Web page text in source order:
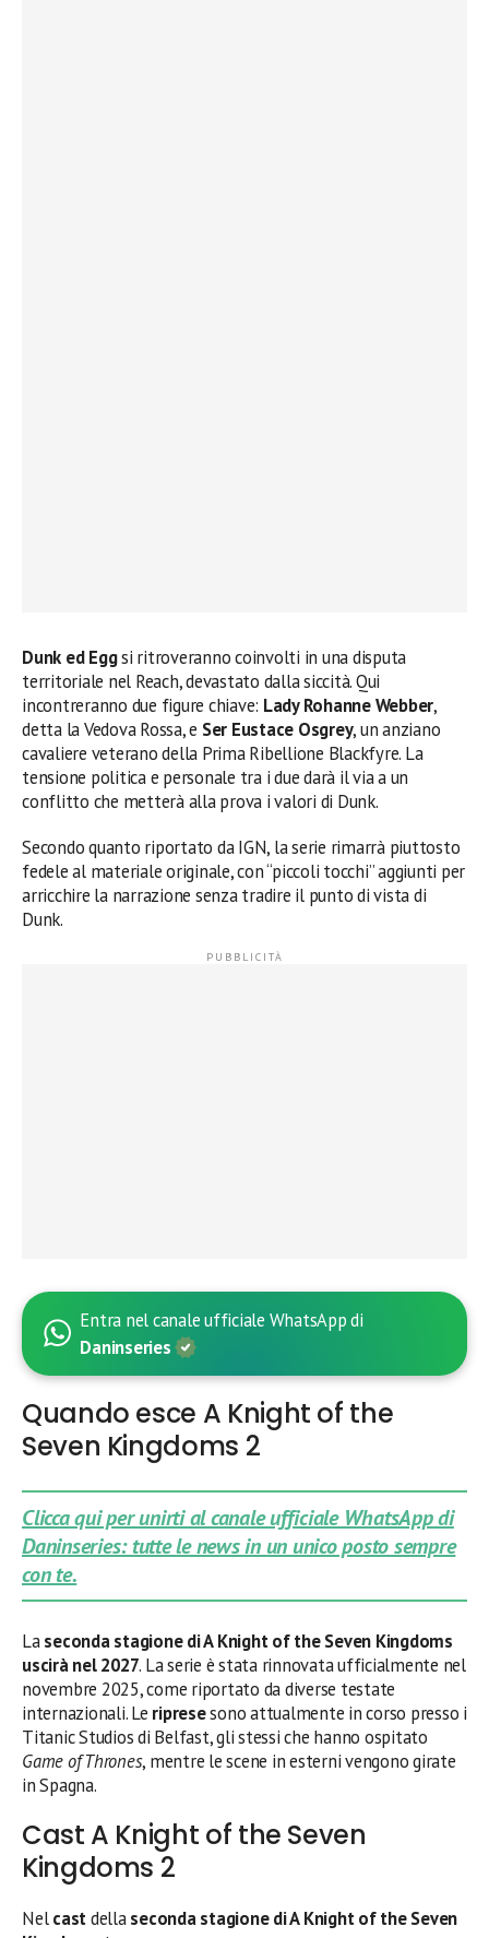
Dunk ed Eggsi ritroveranno coinvolti in una disputa
territoriale nel Reach, devastato dalla siccità. Qui
incontreranno due figure chiave: Lady Rohanne Webber,
detta la Vedova Rossa, e Ser Eustace Osgrey, un anziano
cavaliere veterano della Prima Ribellione Blackfyre. La
tensione politica e personale tra i due darà il via a un
conflitto che metterà alla prova i valori di Dunk.
Secondo quanto riportato da IGN, la serie rimarrà piuttosto
fedele al materiale originale, con “piccoli tocchi” aggiunti per
arricchire la narrazione senza tradire il punto di vista di
Dunk.
Entra nel canale ufficiale WhatsApp di
Daninseries
Quando esce A Knight of the
Seven Kingdoms 2
Clicca qui per unirti al canale ufficiale WhatsApp di
Daninseries: tutte le news in un unico posto sempre
con te.
Laseconda stagione di A Knight of the Seven Kingdoms
uscirà nel 2027. La serie è stata rinnovata ufficialmente nel
novembre 2025, come riportato da diverse testate
internazionali. Le ripresesono attualmente in corso presso i
Titanic Studios di Belfast, gli stessi che hanno ospitato
Game of Thrones, mentre le scene in esterni vengono girate
in Spagna.
Cast A Knight of the Seven
Kingdoms 2
Nelcastdellaseconda stagione di A Knight of the Seven